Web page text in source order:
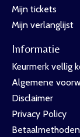
Mijn tickets
Mijn verlanglijst
Informatie
Keurmerk vellig
Algemene
Disclaimer
Privacy Policy
Betaalmethoden